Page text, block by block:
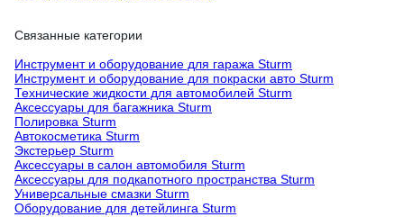
Связанные категории
Инструмент и оборудование для гаража Sturm
Инструмент и оборудование для покраски авто Sturm
Технические жидкости для автомобилей Sturm
Аксессуары для багажника Sturm
Полировка Sturm
Автокосметика Sturm
Экстерьер Sturm
Аксессуары в салон автомобиля Sturm
Аксессуары для подкапотного пространства Sturm
Универсальные смазки Sturm
Оборудование для детейлинга Sturm